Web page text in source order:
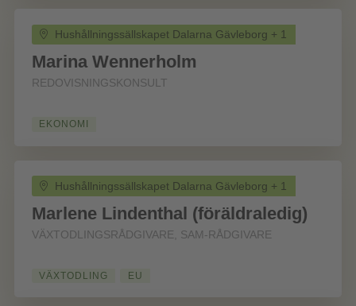
Hushållningssällskapet Dalarna Gävleborg + 1
Marina Wennerholm
REDOVISNINGSKONSULT
EKONOMI
Hushållningssällskapet Dalarna Gävleborg + 1
Marlene Lindenthal (föräldraledig)
VÄXTODLINGSRÅDGIVARE, SAM-RÅDGIVARE
VÄXTODLING EU